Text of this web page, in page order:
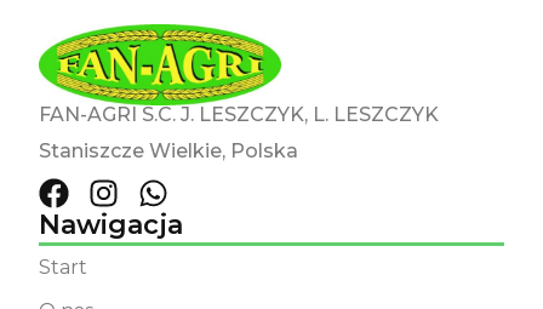
FAN-AGRI S.C. J. LESZCZYK, L. LESZCZYK
Staniszcze Wielkie, Polska
Nawigacja
Start